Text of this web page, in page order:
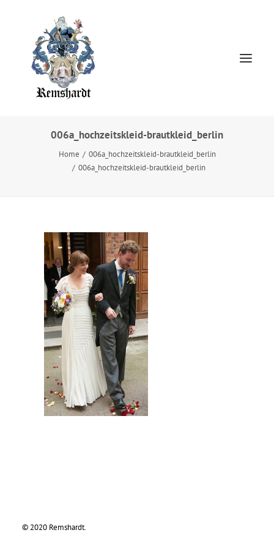
HOCHZEITSKLEIDER
Presse
Kontakt
006a_hochzeitskleid-brautkleid_berlin
Home
006a_hochzeitskleid-brautkleid_berlin
006a_hochzeitskleid-brautkleid_berlin
© 2020 Remshardt.